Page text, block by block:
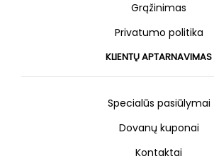
Grąžinimas
Privatumo politika
KLIENTŲ APTARNAVIMAS
Specialūs pasiūlymai
Dovanų kuponai
Kontaktai